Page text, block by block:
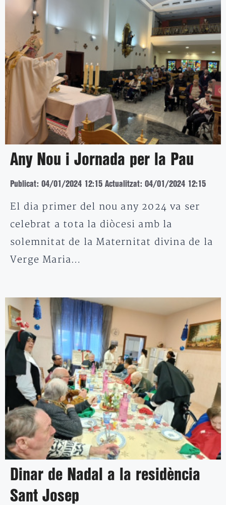
Any Nou i Jornada per la Pau
Publicat: 04/01/2024 12:15 Actualitzat: 04/01/2024 12:15
El dia primer del nou any 2024 va ser
celebrat a tota la diòcesi amb la
solemnitat de la Maternitat divina de la
Verge Maria…
Dinar de Nadal a la residència
Sant Josep